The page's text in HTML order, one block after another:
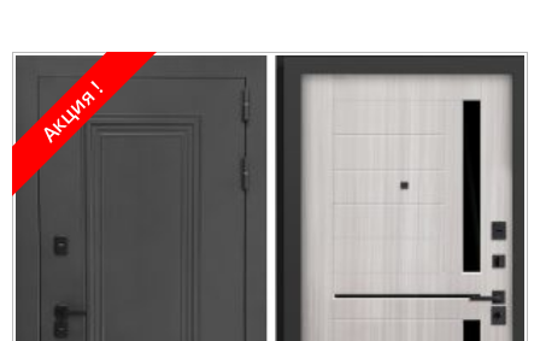
Акция !